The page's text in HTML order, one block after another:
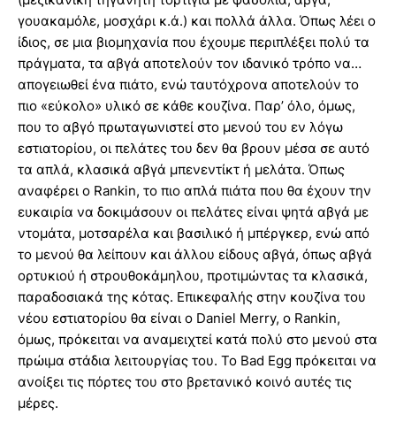
γουακαμόλε, μοσχάρι κ.ά.) και πολλά άλλα. Όπως λέει ο
ίδιος, σε μια βιομηχανία που έχουμε περιπλέξει πολύ τα
πράγματα, τα αβγά αποτελούν τον ιδανικό τρόπο να…
απογειωθεί ένα πιάτο, ενώ ταυτόχρονα αποτελούν το
πιο «εύκολο» υλικό σε κάθε κουζίνα. Παρ’ όλο, όμως,
που το αβγό πρωταγωνιστεί στο μενού του εν λόγω
εστιατορίου, οι πελάτες του δεν θα βρουν μέσα σε αυτό
τα απλά, κλασικά αβγά μπενεντίκτ ή μελάτα. Όπως
αναφέρει ο Rankin, το πιο απλά πιάτα που θα έχουν την
ευκαιρία να δοκιμάσουν οι πελάτες είναι ψητά αβγά με
ντομάτα, μοτσαρέλα και βασιλικό ή μπέργκερ, ενώ από
το μενού θα λείπουν και άλλου είδους αβγά, όπως αβγά
ορτυκιού ή στρουθοκάμηλου, προτιμώντας τα κλασικά,
παραδοσιακά της κότας. Επικεφαλής στην κουζίνα του
νέου εστιατορίου θα είναι ο Daniel Merry, ο Rankin,
όμως, πρόκειται να αναμειχτεί κατά πολύ στο μενού στα
πρώιμα στάδια λειτουργίας του. Το Bad Egg πρόκειται να
ανοίξει τις πόρτες του στο βρετανικό κοινό αυτές τις
μέρες.